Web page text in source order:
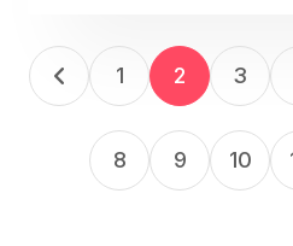
1 2 3
8 9 10